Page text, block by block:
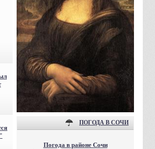
ПОГОДА В СОЧИ
Погода в районе Сочи